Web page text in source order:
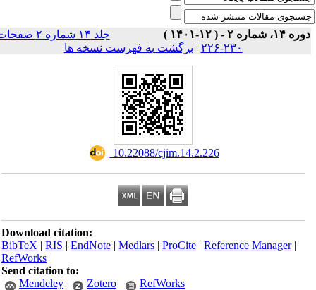
۱۴، شماره ۲ - ( ۱۲-۱۴۰۱ )
جلد ۱۴ شماره ۲ صفحات
۲۳۰-۲۲۶
|برگشت به فهرست نسخه ها
‎ 10.22088/cjim.14.2.226
Download citation:
BibTeX|RIS|EndNote|Medlars|ProCite|Reference Manager
RefWorks
Send citation to:
Mendeley
Zotero RefWorks